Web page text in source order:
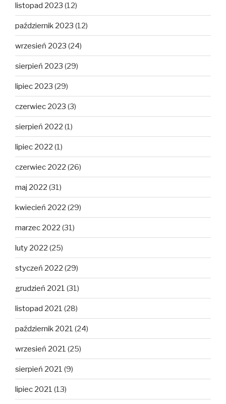
listopad 2023 (12)
październik 2023 (12)
wrzesień 2023 (24)
sierpień 2023 (29)
lipiec 2023 (29)
czerwiec 2023 (3)
sierpień 2022 (1)
lipiec 2022 (1)
czerwiec 2022 (26)
maj 2022 (31)
kwiecień 2022 (29)
marzec 2022 (31)
luty 2022 (25)
styczeń 2022 (29)
grudzień 2021 (31)
listopad 2021 (28)
październik 2021 (24)
wrzesień 2021 (25)
sierpień 2021 (9)
lipiec 2021 (13)